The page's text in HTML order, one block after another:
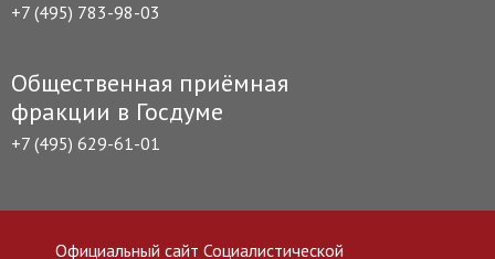
+7 (495) 783-98-03
Общественная приёмная
фракции в Госдуме
+7 (495) 629-61-01
Официальный сайт Социалистической